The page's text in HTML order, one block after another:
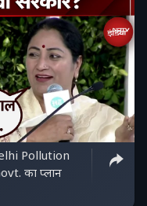
Pollution
का प्लान